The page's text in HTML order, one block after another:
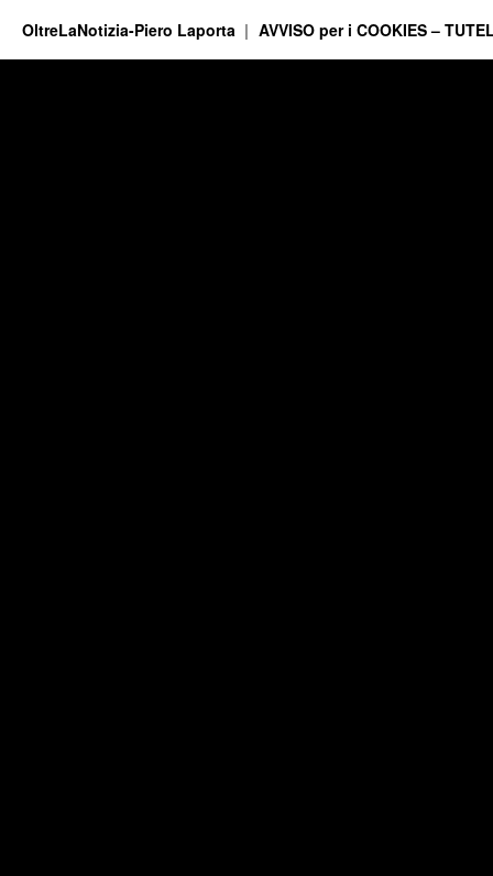
OltreLaNotizia-Piero Laporta AVVISO per i COOKIES –